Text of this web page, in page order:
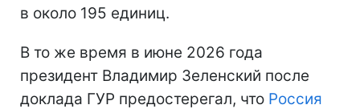
в около 195 единиц.
В то же время в июне 2026 года
президент Владимир Зеленский после
доклада ГУР предостерегал, что Россия